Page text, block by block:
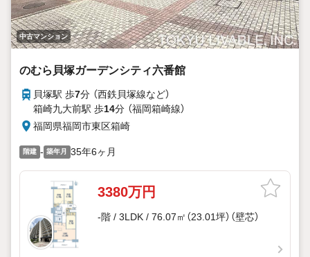
中古マンション
のむら貝塚ガーデンシティ六番館
貝塚駅 歩7分 （西鉄貝塚線など）
箱崎九大前駅 歩14分 （福岡箱崎線）
福岡県福岡市東区箱崎
階建 - 築年月 35年6ヶ月
3380万円
-階 / 3LDK / 76.07㎡（23.01坪）（壁芯）